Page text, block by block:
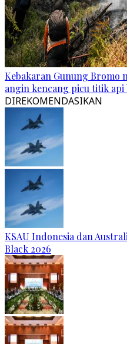
Kebakaran Gunung Bromo
angin kencang picu titik api
DIREKOMENDASIKAN
KSAU Indonesia dan
Black 2026